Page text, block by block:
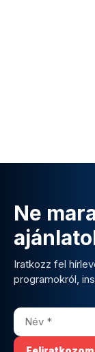
Ne
Iratkozz fel
programokról,